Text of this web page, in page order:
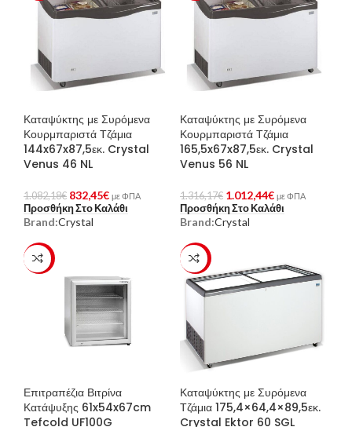
Καταψύκτης με Συρόμενα
Κουρμπαριστά Τζάμια
144x67x87,5εκ. Crystal
Venus 46 NL
1.082,18€ 832,45€ με ΦΠΑ
Προσθήκη Στο Καλάθι
Brand:Crystal
Καταψύκτης με Συρόμενα
Κουρμπαριστά Τζάμια
165,5x67x87,5εκ. Crystal
Venus 56 NL
1.316,17€ 1.012,44€ με ΦΠΑ
Προσθήκη Στο Καλάθι
Brand:Crystal
-23%
Επιτραπέζια Βιτρίνα
Κατάψυξης 61x54x67cm
Tefcold UF100G
-23%
Καταψύκτης με Συρόμενα
Τζάμια 175,4×64,4×89,5εκ.
Crystal Ektor 60 SGL